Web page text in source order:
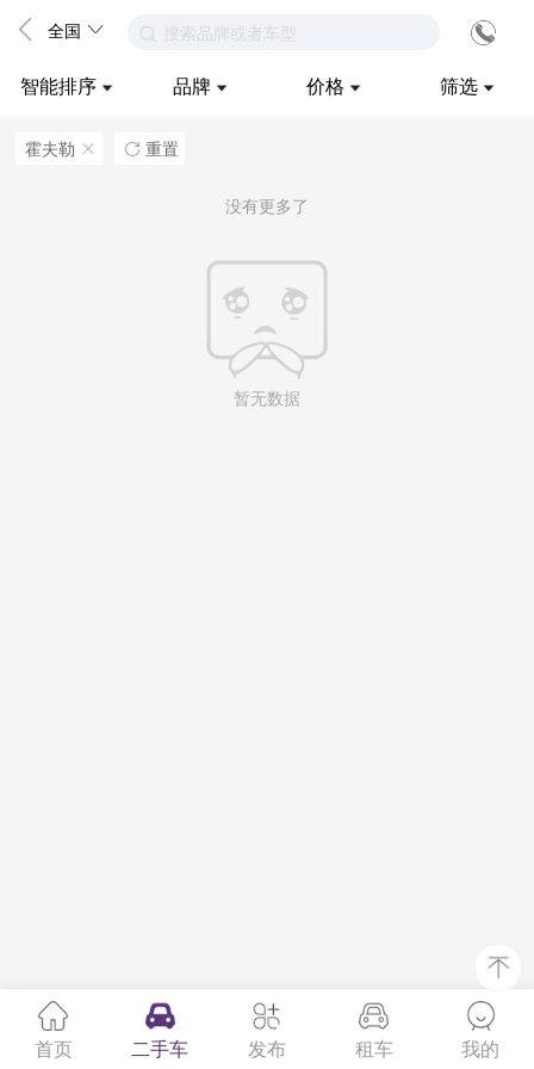
全国 搜索品牌或者车型
智能排序 品牌 价格 筛选
霍夫勒 ဆ  重置
没有更多了
首页 二手车 发布 租车 我的